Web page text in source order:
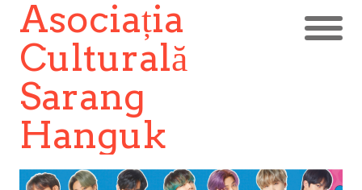
Asociația
Culturală
Sarang
Hanguk